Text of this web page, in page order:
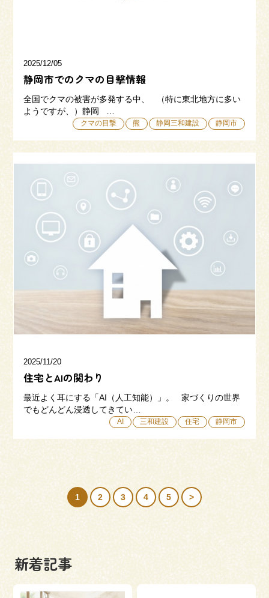
2025/12/05
静岡市でのクマの目撃情報
全国でクマの被害が多発する中、 （特に東北地方に多い
ようですが、）静岡 …
クマの目撃 熊 静岡三和建設 静岡市
2025/11/20
住宅とAIの関わり
最近よく耳にする「AI（人工知能）」。 家づくりの世界
でもどんどん浸透してきてい…
AI 三和建設 住宅 静岡市
1 2 3 4 5 >
新着記事